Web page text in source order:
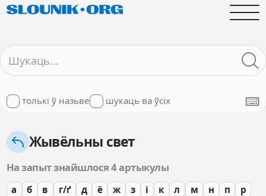
толькі ў назьве шукаць ва ўсіх
Жывёльны свет
На запыт знайшлося 4 артыкулы
а б в г/ґ д ё ж з і к л м н п
р